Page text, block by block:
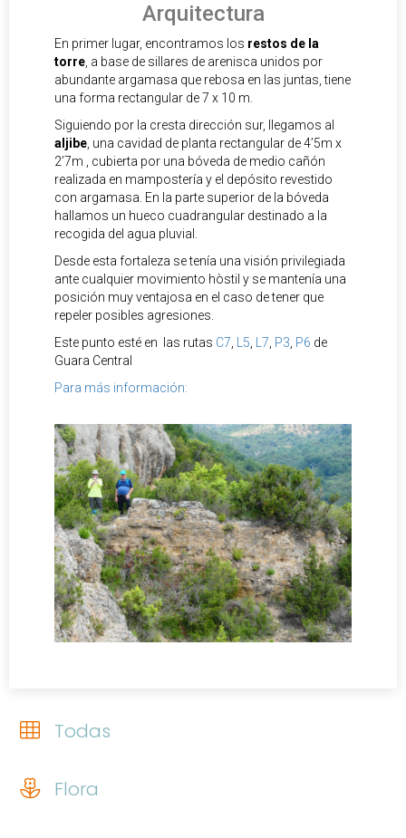
Arquitectura
En primer lugar, encontramos los restos de la
torre , a base de sillares de arenisca unidos por
abundante argamasa que rebosa en las juntas, tiene
una forma rectangular de 7 x 10 m.
Siguiendo por la cresta dirección sur, llegamos al
aljibe , una cavidad de planta rectangular de 4’5m x
2’7m , cubierta por una bóveda de medio cañón
realizada en mampostería y el depósito revestido
con argamasa. En la parte superior de la bóveda
hallamos un hueco cuadrangular destinado a la
recogida del agua pluvial.
Desde esta fortaleza se tenía una visión privilegiada
ante cualquier movimiento hòstil y se mantenía una
posición muy ventajosa en el caso de tener que
repeler posibles agresiones.
Este punto esté en las rutas C7 L5 L7 P3 P6 de
Guara Central
Para más información:
Todas
Flora